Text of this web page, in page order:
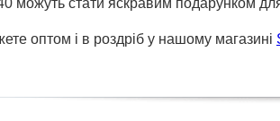
можуть стати яскравим подарунком
оптом і в роздріб у нашому магазині